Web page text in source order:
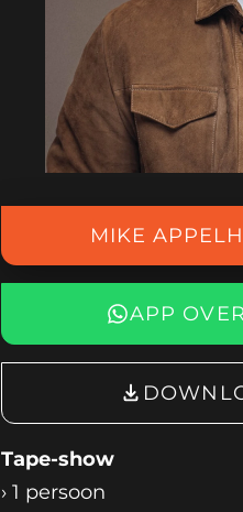
MIKE
APP
Tape-show
› 1 persoon